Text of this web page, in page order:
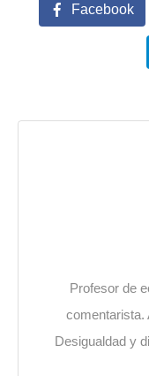
Facebook
Profesor de
comentarista.
Desigualdad y